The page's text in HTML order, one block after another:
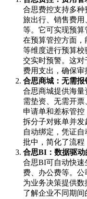
合思费控支持多
旅出行、销售费
等。它可实现预算
在预算管控方面，
等维度进行预算
交实时预警。这对
费用支出，确保审
合思商城：无需
合思商城提供海
需垫资、无需开
申请单和差标管
拆分子对账单并
自动绑定，凭证
批中，简化了流程
合思BI：数据驱动
合思BI可自动快速
费、办公费等。公
为业务决策提供
了解企业不同期